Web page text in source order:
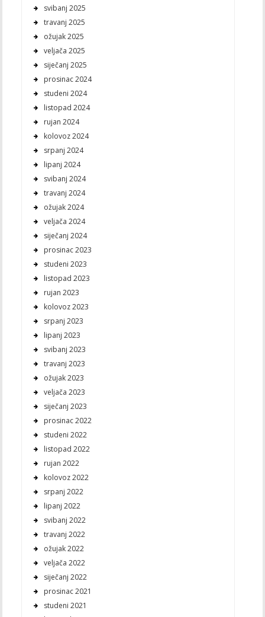
svibanj 2025
travanj 2025
ožujak 2025
veljača 2025
siječanj 2025
prosinac 2024
studeni 2024
listopad 2024
rujan 2024
kolovoz 2024
srpanj 2024
lipanj 2024
svibanj 2024
travanj 2024
ožujak 2024
veljača 2024
siječanj 2024
prosinac 2023
studeni 2023
listopad 2023
rujan 2023
kolovoz 2023
srpanj 2023
lipanj 2023
svibanj 2023
travanj 2023
ožujak 2023
veljača 2023
siječanj 2023
prosinac 2022
studeni 2022
listopad 2022
rujan 2022
kolovoz 2022
srpanj 2022
lipanj 2022
svibanj 2022
travanj 2022
ožujak 2022
veljača 2022
siječanj 2022
prosinac 2021
studeni 2021